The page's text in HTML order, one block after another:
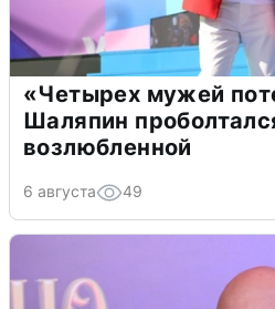
«Четырех мужей
Шаляпин
возлюбленной
6 августа 49